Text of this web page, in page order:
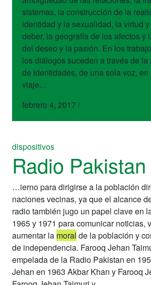
sistemas, la construcción de la
identidad y la sexualidad, la virtud
deber, la geografía de los afectos y
del deseo y la pasión. En los
los diálogos suceden a través de
de identidades, de una sola voz, en
viaje…
febrero 4, 2017/
dispositivos
Radio Pakistan
…ierno para dirigirse a la población
naciones vecinas, ya que el alcance
radio también jugo un papel clave en
1965 y 1971 para comunicar noticias,
aumentar la moral de la población y
de independencia. Farooq Jehan
empelada de la Radio Pakistan en
Jehan en 1963 Akbar Khan y Farooq